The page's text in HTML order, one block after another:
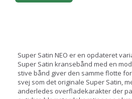
Super Satin NEO er en opdateret
Super Satin kransebånd med en
stive bånd giver den samme flotte
svej som det originale Super Satin,
anderledes overfladekarakter der